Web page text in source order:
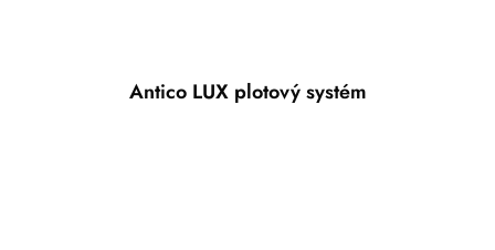
Antico LUX plotový systém